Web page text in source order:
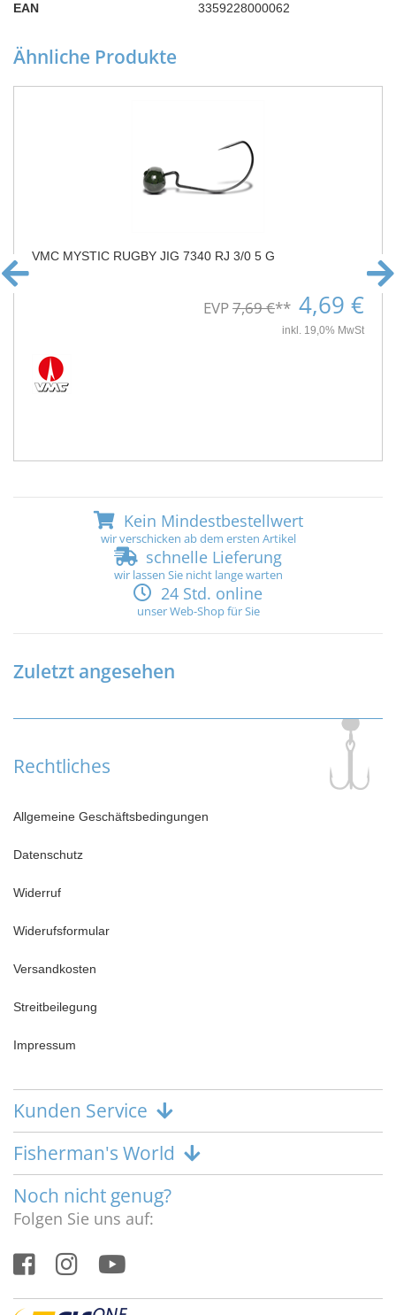
EAN
3359228000062
Ähnliche Produkte
VMC MYSTIC RUGBY JIG 7340 RJ 3/0 5 G
EVP7,69 €** 4,69 €
inkl. 19,0% MwSt
Kein Mindestbestellwert
wir verschicken ab dem ersten Artikel
schnelle Lieferung
wir lassen Sie nicht lange warten
24 Std. online
unser Web-Shop für Sie
Zuletzt angesehen
Rechtliches
Allgemeine Geschäftsbedingungen
Datenschutz
Widerruf
Widerufsformular
Versandkosten
Streitbeilegung
Impressum
Kunden Service
Fisherman's World
Noch nicht genug?
Folgen Sie uns auf: